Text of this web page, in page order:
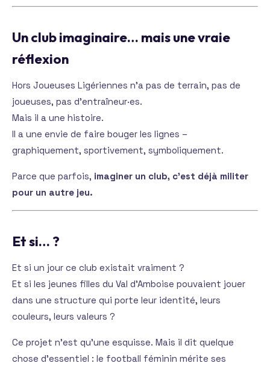
Un club imaginaire… mais une vraie
réflexion
Hors Joueuses Ligériennes n’a pas de terrain, pas de
joueuses, pas d’entraîneur·es.
Mais il a une histoire.
Il a une envie de faire bouger les lignes –
graphiquement, sportivement, symboliquement.
Parce que parfois, imaginer un club, c’est déjà militer
pour un autre jeu.
Et si… ?
Et si un jour ce club existait vraiment ?
Et si les jeunes filles du Val d’Amboise pouvaient jouer
dans une structure qui porte leur identité, leurs
couleurs, leurs valeurs ?
Ce projet n’est qu’une esquisse. Mais il dit quelque
chose d’essentiel : le football féminin mérite ses